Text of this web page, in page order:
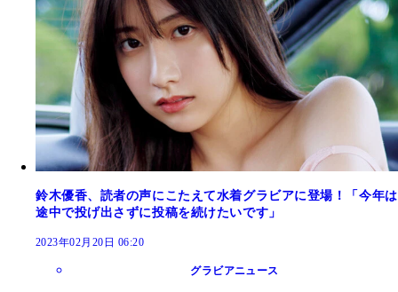
鈴木優香、読者の声にこたえて水着グラビアに登場！「今年は
途中で投げ出さずに投稿を続けたいです」
2023年02月20日 06:20
グラビアニュース